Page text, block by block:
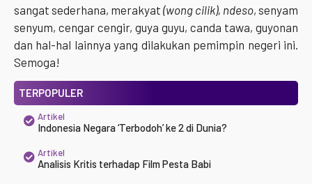
sangat sederhana, merakyat (wong cilik), ndeso, senyam
senyum, cengar cengir, guya guyu, canda tawa, guyonan
dan hal-hal lainnya yang dilakukan pemimpin negeri ini.
Semoga!
TERPOPULER
Artikel
Indonesia Negara ‘Terbodoh’ ke 2 di Dunia?
Artikel
Analisis Kritis terhadap Film Pesta Babi